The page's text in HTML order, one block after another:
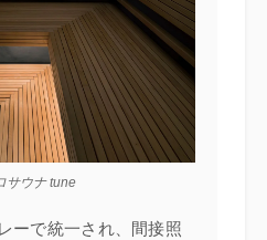
ーで統一され、間接照
サウナ tune